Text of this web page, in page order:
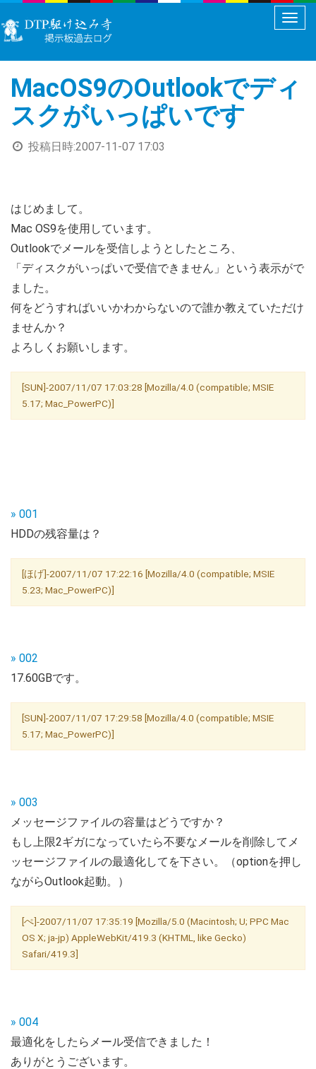
メ
ュ
ー
切
MacOS9のOutlookでディ
スクがいっぱいです
投稿日時:2007-11-07 17:03
はじめまして。
Mac OS9を使用しています。
Outlookでメールを受信しようとしたところ、
「ディスクがいっぱいで受信できません」という表示がで
ました。
何をどうすればいいかわからないので誰か教えていただけ
ませんか？
よろしくお願いします。
[SUN]-2007/11/07 17:03:28 [Mozilla/4.0 (compatible; MSIE
5.17; Mac_PowerPC)]
» 001
HDDの残容量は？
[ほげ]-2007/11/07 17:22:16 [Mozilla/4.0 (compatible; MSIE
5.23; Mac_PowerPC)]
» 002
17.60GBです。
[SUN]-2007/11/07 17:29:58 [Mozilla/4.0 (compatible; MSIE
5.17; Mac_PowerPC)]
» 003
メッセージファイルの容量はどうですか？
もし上限2ギガになっていたら不要なメールを削除してメ
ッセージファイルの最適化してを下さい。（optionを押し
ながらOutlook起動。）
[ぺ]-2007/11/07 17:35:19 [Mozilla/5.0 (Macintosh; U; PPC Mac
OS X; ja-jp) AppleWebKit/419.3 (KHTML, like Gecko)
Safari/419.3]
» 004
最適化をしたらメール受信できました！
ありがとうございます。